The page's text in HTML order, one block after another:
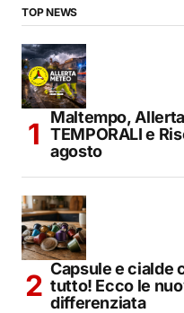
TOP NEWS
Maltempo,
TEMPORALI e
agosto
Capsule e cialde
tutto! Ecco le
differenziata